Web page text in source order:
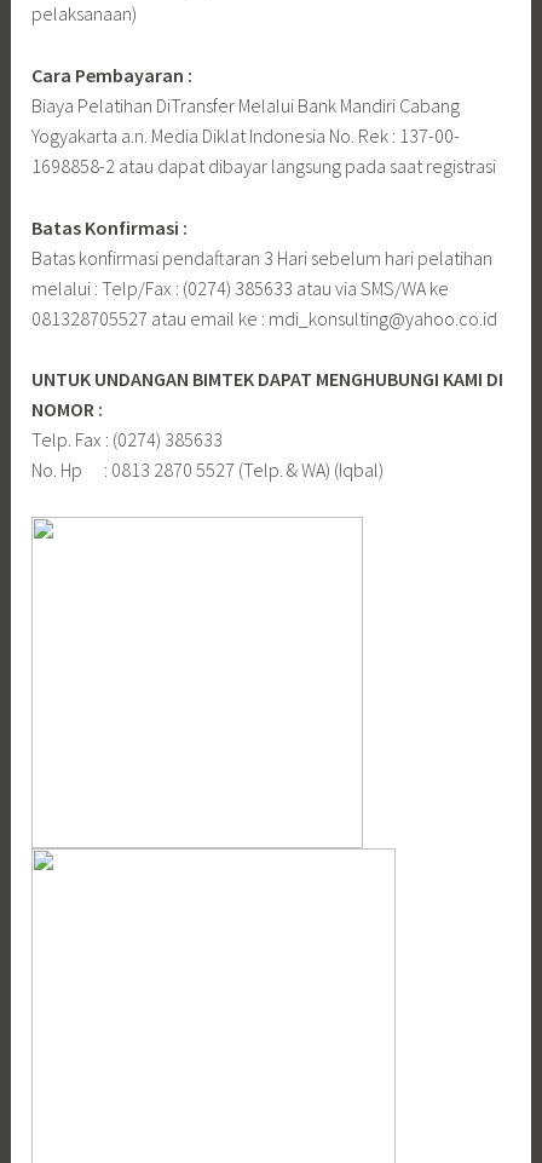
pelaksanaan)
Cara Pembayaran :
Biaya Pelatihan DiTransfer Melalui Bank Mandiri Cabang
Yogyakarta a.n. Media Diklat Indonesia No. Rek : 137-00-
1698858-2 atau dapat dibayar langsung pada saat registrasi
Batas Konfirmasi :
Batas konfirmasi pendaftaran 3 Hari sebelum hari pelatihan
melalui : Telp/Fax : (0274) 385633 atau via SMS/WA ke
081328705527 atau email ke : mdi_konsulting@yahoo.co.id
UNTUK UNDANGAN BIMTEK DAPAT MENGHUBUNGI KAMI DI
NOMOR :
Telp. Fax : (0274) 385633
No. Hp : 0813 2870 5527 (Telp. & WA) (Iqbal)